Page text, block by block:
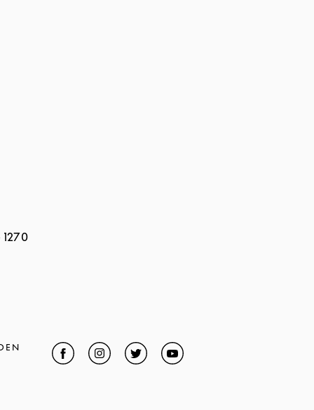
1270
in New Tab
Facebook
Link Opens in New Tab
Instagram
Link Opens in New Tab
TwitterLink Opens in New Tab
YouTubeLink Opens in New Tab